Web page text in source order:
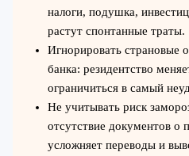
налоги, подушка,
растут спонтанные траты.
Игнорировать страновые
банка: резидентство
ограничиться в самый
Не учитывать риск
отсутствие документов о
усложняет переводы и